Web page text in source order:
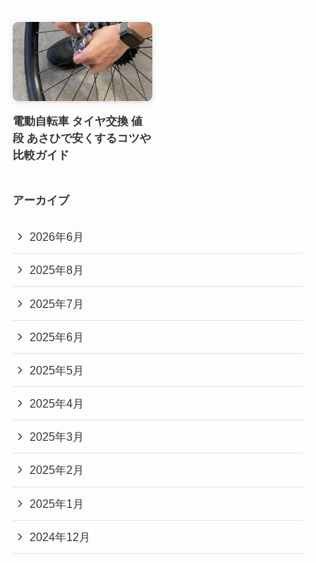
電動自転車 タイヤ交換 値
段 あさひで安くするコツや
比較ガイド
アーカイブ
2026年6月
2025年8月
2025年7月
2025年6月
2025年5月
2025年4月
2025年3月
2025年2月
2025年1月
2024年12月